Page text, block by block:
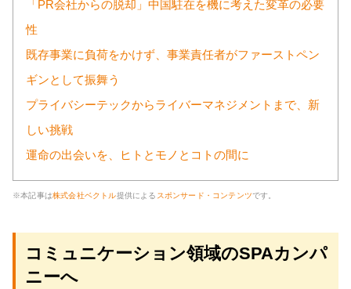
「PR会社からの脱却」中国駐在を機に考えた変革の必要
性
既存事業に負荷をかけず、事業責任者がファーストペン
ギンとして振舞う
プライバシーテックからライバーマネジメントまで、新
しい挑戦
運命の出会いを、ヒトとモノとコトの間に
※本記事は株式会社ベクトル提供による スポンサード・コンテンツです。
コミュニケーション領域のSPAカンパ
ニーへ